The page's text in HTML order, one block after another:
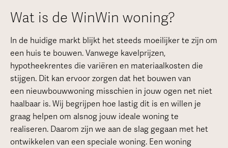
Wat is de WinWin woning?
In de huidige markt blijkt het steeds moeilijker te zijn om
een huis te bouwen. Vanwege kavelprijzen,
hypotheekrentes die variëren en materiaalkosten die
stijgen. Dit kan ervoor zorgen dat het bouwen van
een nieuwbouwwoning misschien in jouw ogen net niet
haalbaar is. Wij begrijpen hoe lastig dit is en willen je
graag helpen om alsnog jouw ideale woning te
realiseren. Daarom zijn we aan de slag gegaan met het
ontwikkelen van een speciale woning. Een woning